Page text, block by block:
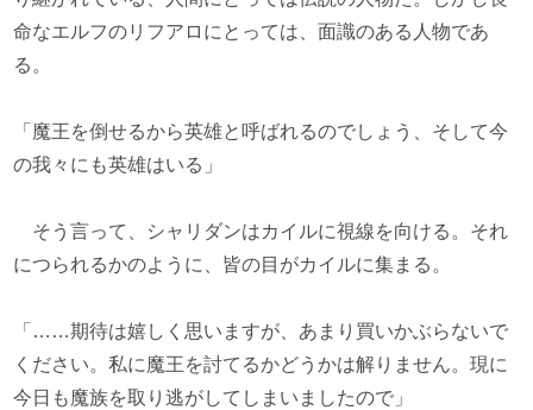
命なエルフのリフアロにとっては、面識のある人物であ
る。
「魔王を倒せるから英雄と呼ばれるのでしょう、そして今
の我々にも英雄はいる」
そう言って、シャリダンはカイルに視線を向ける。それ
につられるかのように、皆の目がカイルに集まる。
「……期待は嬉しく思いますが、あまり買いかぶらないで
ください。私に魔王を討てるかどうかは解りません。現に
今日も魔族を取り逃がしてしまいましたので」